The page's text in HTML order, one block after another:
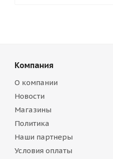
Компания
О компании
Новости
Магазины
Политика
Наши партнеры
Условия оплаты